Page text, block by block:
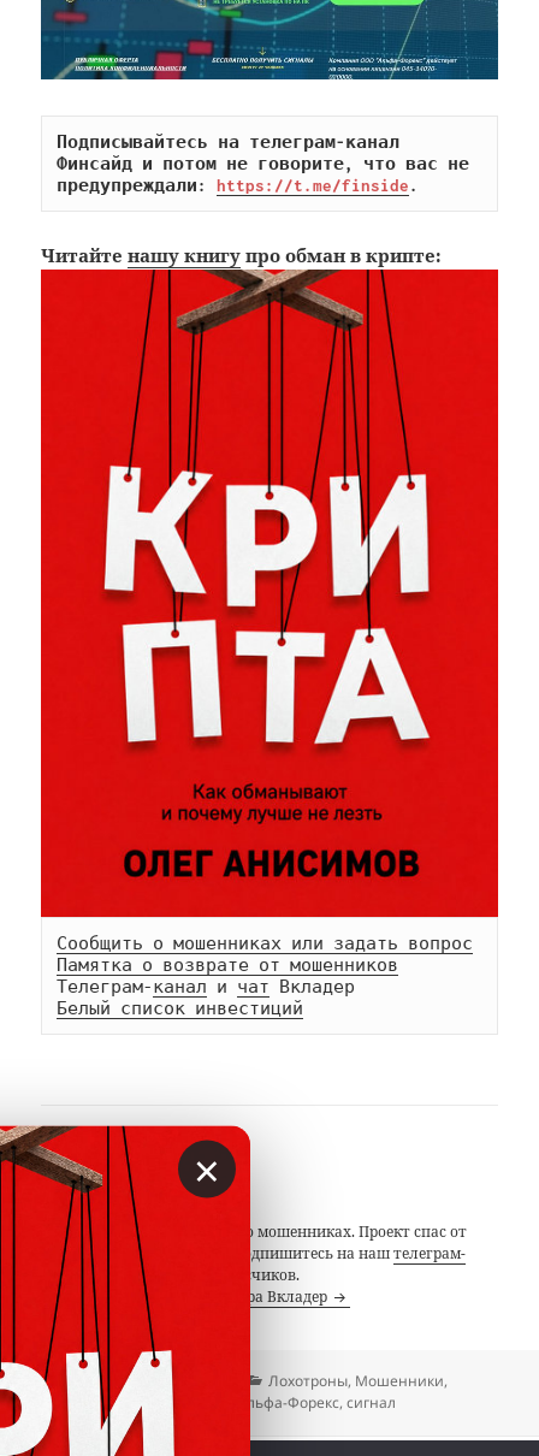
Подписывайтесь на телеграм-канал
Финсайд и потом не говорите, что вас не
предупреждали: https://t.me/finside.
Читайтенашу книгу про обман в крипте:
Сообщить о мошенниках или задать вопрос
Памятка о возврате от мошенников
Телеграм-канал и чат
Белый список инвестиций
АВТОР
Вкладер
С 2014 года предупреждаем о мошенниках. Проект спас от
потерь миллионы людей. Подпишитесь на наштелеграм-
канал
с 19 тысячами подписчиков.
Посмотреть все записи автора Вкладер
Опубликовано
20.03.2020 Автор Рубрики
Лохотроны, Мошенники,
Отзывы
Метки
FX-SIGNALS24 Альфа-Форекс,сигнал
×